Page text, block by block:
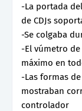
-La portada
de CDJs
-Se colgaba
-El vúmetro
máximo en
-Las formas
mostraban
controlador